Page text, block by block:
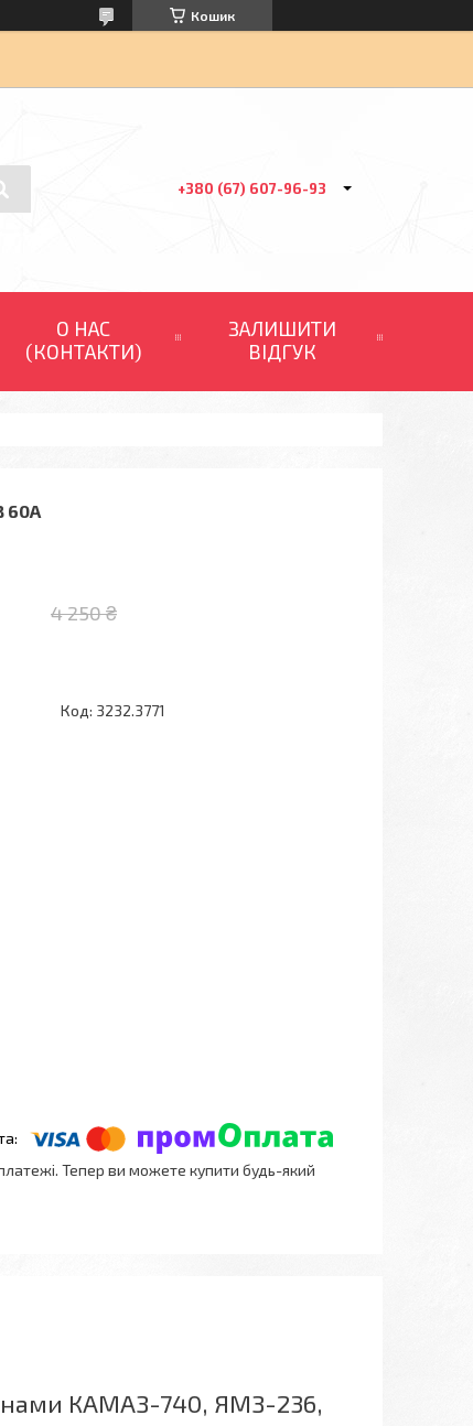
Кошик
+380 (67) 607-96-93
О НАС
(КОНТАКТИ)
ЗАЛИШИТИ
ВІДГУК
60А
4 250 ₴
Код: 3232.3771
Тепер ви можете купити будь-який
КАМАЗ-740, ЯМЗ-236,